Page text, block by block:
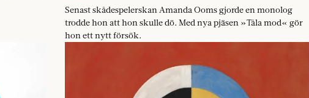
Senast skådespelerskan Amanda Ooms gjorde en monolog
trodde hon att hon skulle dö. Med nya pjäsen »Tåla mod« gör
hon ett nytt försök.